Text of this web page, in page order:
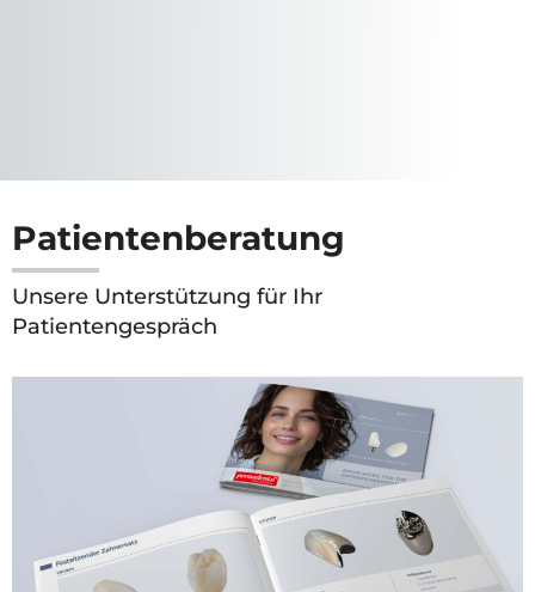
Patientenberatung
Unsere Unterstützung für Ihr
Patientengespräch